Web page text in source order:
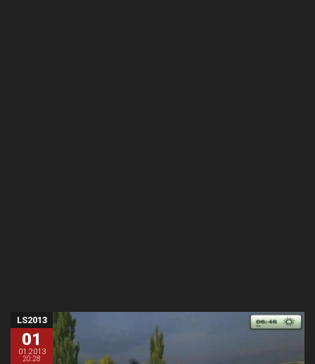
LS2013
01
01.2013
20:28